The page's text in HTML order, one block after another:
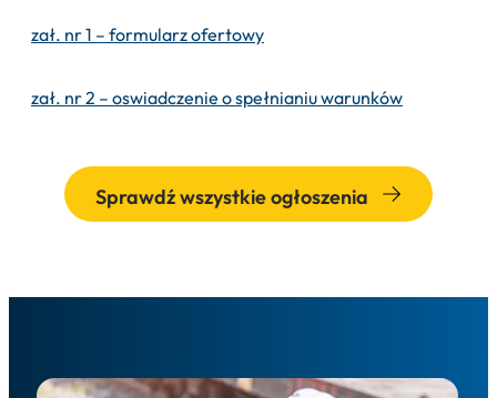
zał. nr 1 – formularz ofertowy
zał. nr 2 – oswiadczenie o spełnianiu warunków
Sprawdź wszystkie ogłoszenia